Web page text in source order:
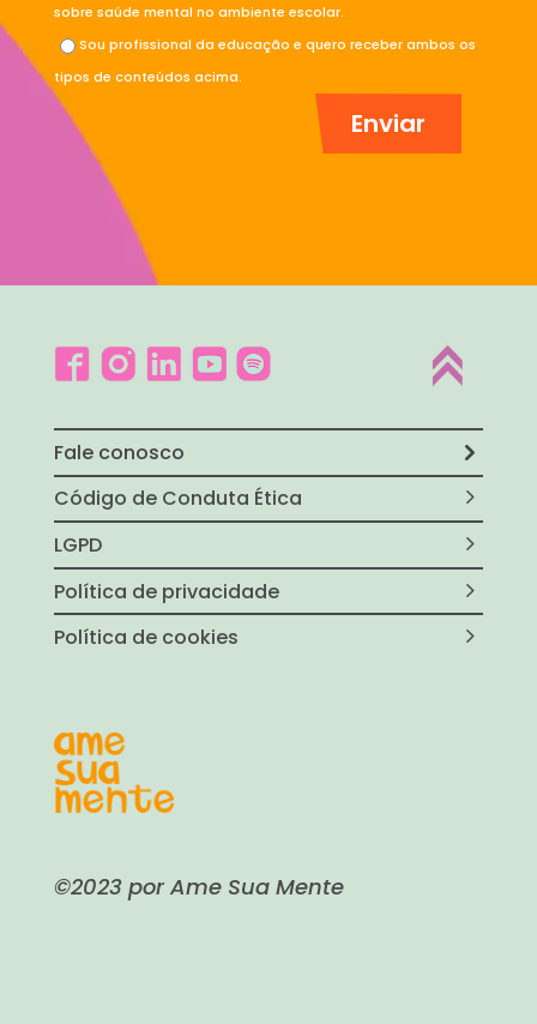
sobre saúde mental no ambiente escolar.
Sou profissional da educação e quero receber ambos os
tipos de conteúdos acima.
Fale conosco
Código de Conduta Ética
LGPD
Política de privacidade
Política de cookies
©2023 por Ame Sua Mente